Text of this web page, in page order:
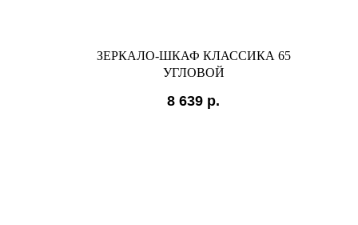
ЗЕРКАЛО-ШКАФ КЛАССИКА 65
УГЛОВОЙ
8 639 р.